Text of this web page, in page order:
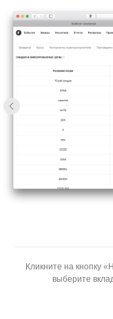
Кликните на кнопку
выберите